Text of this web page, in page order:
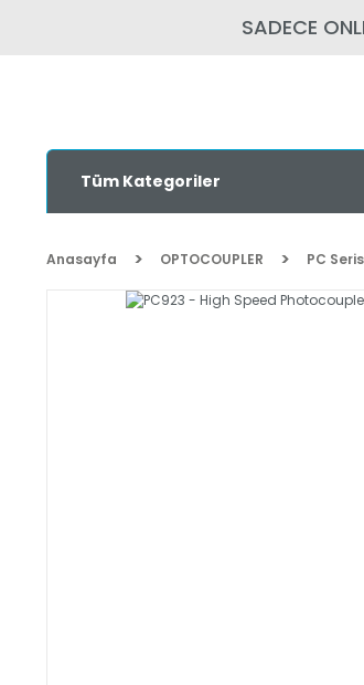
SADECE
Tüm Kategoriler
Anasayfa OPTOCOUPLER PC